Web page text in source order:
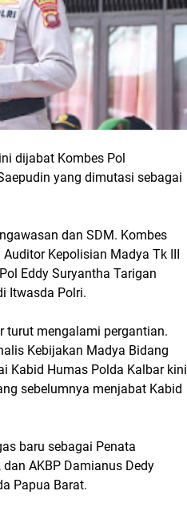
dijabat Kombes Pol
yang dimutasi sebagai
dan SDM. Kombes
Kepolisian Madya Tk III
Eddy Suryantha Tarigan
Itwasda Polri.
turut mengalami pergantian.
Kebijakan Madya Bidang
Kabid Humas Polda Kalbar kini
sebelumnya menjabat Kabid
baru sebagai Penata
AKBP Damianus Dedy
Papua Barat.